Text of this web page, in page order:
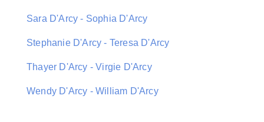
Sara D'Arcy - Sophia D'Arcy
Stephanie D'Arcy - Teresa D'Arcy
Thayer D'Arcy - Virgie D'Arcy
Wendy D'Arcy - William D'Arcy